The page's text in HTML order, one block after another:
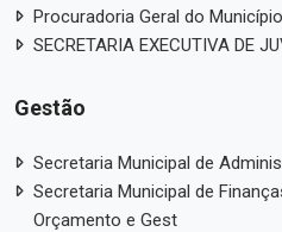
Procuradoria Geral do
SECRETARIA EXECUTIVA DE
Gestão
Secretaria Municipal de
Secretaria Municipal de
Orçamento e Gest